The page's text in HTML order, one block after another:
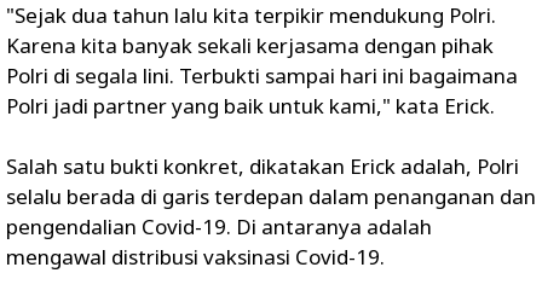
"Sejak dua tahun lalu kita terpikir mendukung Polri.
Karena kita banyak sekali kerjasama dengan pihak
Polri di segala lini. Terbukti sampai hari ini bagaimana
Polri jadi partner yang baik untuk kami," kata Erick.
Salah satu bukti konkret, dikatakan Erick adalah, Polri
selalu berada di garis terdepan dalam penanganan dan
pengendalian Covid-19. Di antaranya adalah
mengawal distribusi vaksinasi Covid-19.